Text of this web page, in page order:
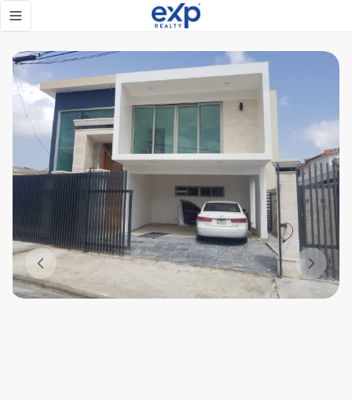
Toggle navigation menu
Casa de venta en las Colinas - eXp Realty República